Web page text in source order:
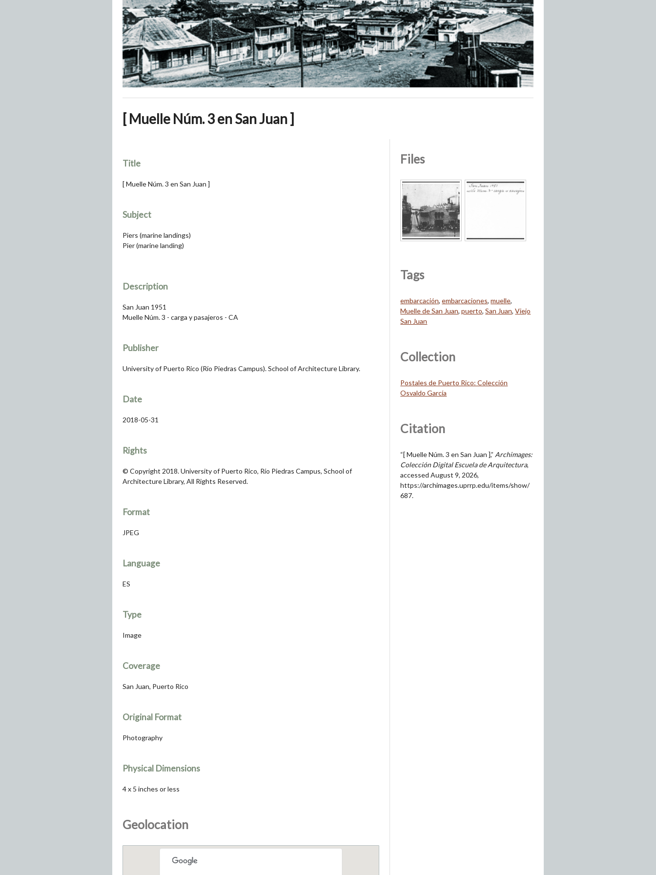
[ Muelle Núm. 3 en San Juan ]
Title
[ Muelle Núm. 3 en San Juan ]
Subject
Piers (marine landings)
Pier (marine landing)
Description
San Juan 1951
Muelle Núm. 3 - carga y pasajeros - CA
Publisher
University of Puerto Rico (Río Piedras Campus). School of Architecture Library.
Date
2018-05-31
Rights
© Copyright 2018. University of Puerto Rico, Río Piedras Campus, School of
Architecture Library, All Rights Reserved.
Format
JPEG
Language
ES
Type
Image
Coverage
San Juan, Puerto Rico
Original Format
Photography
Physical Dimensions
4 x 5 inches or less
Geolocation
Files
Tags
embarcación,embarcaciones,muelle,
Muelle de San Juan,puerto,San Juan,Viejo
San Juan
Collection
Postales de Puerto Rico: Colección
Osvaldo García
Citation
“[ Muelle Núm. 3 en San Juan ],” Archimages:
Colección Digital Escuela de Arquitectura,
accessed August 9, 2026,
https://archimages.uprrp.edu/items/show/
687.